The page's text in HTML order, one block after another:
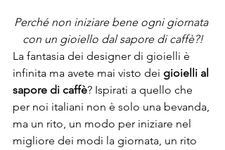
Perché non iniziare bene ogni giornata
con un gioiello dal sapore di caffè?!
La fantasia dei designer di gioielli è
infinita ma avete mai visto dei gioielli al
sapore di caffè? Ispirati a quello che
per noi italiani non è solo una bevanda,
ma un rito, un modo per iniziare nel
migliore dei modi la giornata, un rito